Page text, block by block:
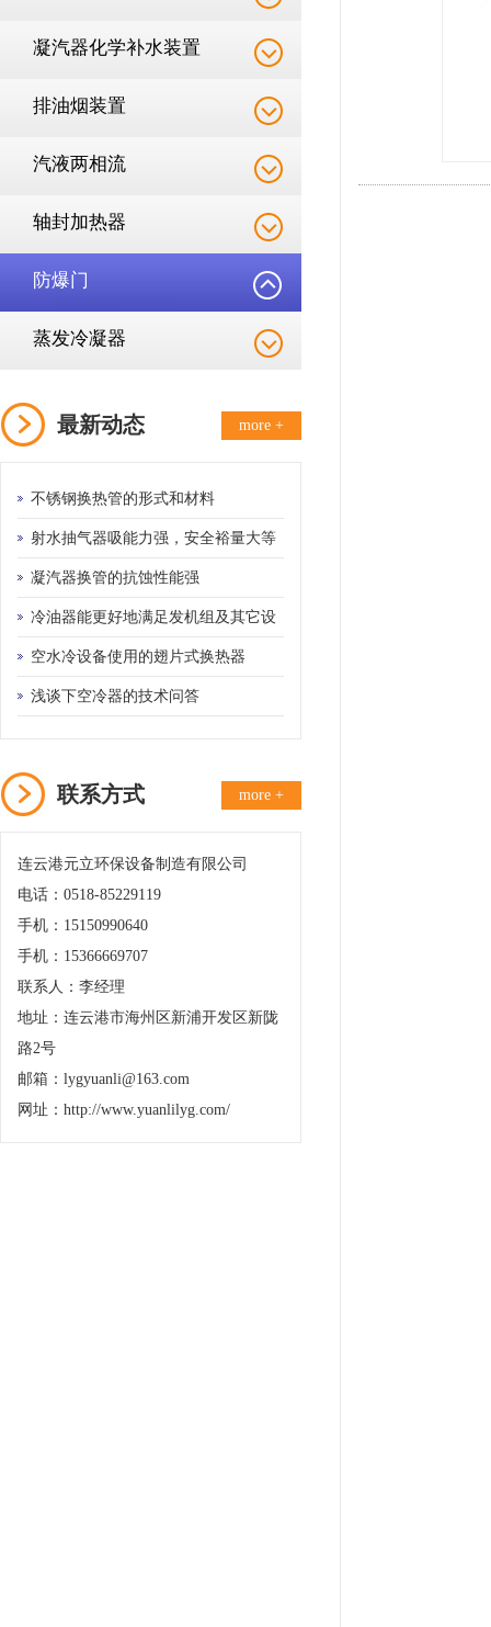
凝汽器化学补水装置
排油烟装置
汽液两相流
轴封加热器
防爆门
蒸发冷凝器
最新动态 more +
不锈钢换热管的形式和材料
射水抽气器吸能力强，安全裕量大等
优点
凝汽器换管的抗蚀性能强
冷油器能更好地满足发机组及其它设
备的需要
空水冷设备使用的翅片式换热器
浅谈下空冷器的技术问答
联系方式 more +
连云港元立环保设备制造有限公司
电话：0518-85229119
手机：15150990640
手机：15366669707
联系人：李经理
地址：连云港市海州区新浦开发区新陇
路2号
邮箱：lygyuanli@163.com
网址：http://www.yuanlilyg.com/